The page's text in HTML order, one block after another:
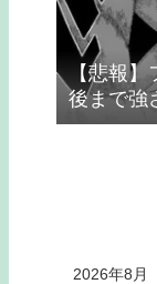
【悲報
後まで強
2026年8月